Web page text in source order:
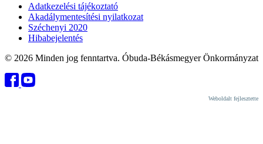
Adatkezelési tájékoztató
Akadálymentesítési nyilatkozat
Széchenyi 2020
Hibabejelentés
© 2026 Minden jog fenntartva. Óbuda-Békásmegyer Önkormányzat
Weboldalt fejlesztette